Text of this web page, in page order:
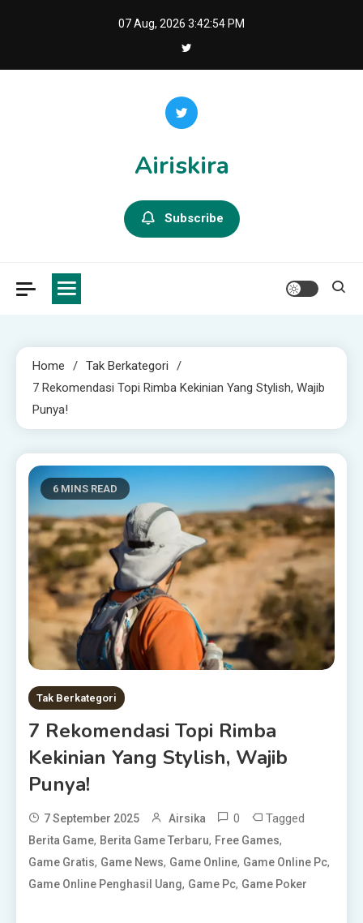
07 Aug, 2026 3:42:56 PM
Airiskira
Subscribe
Home
Tak Berkategori
7 Rekomendasi Topi Rimba Kekinian Yang Stylish, Wajib
Punya!
6 MINS READ
Tak Berkategori
7 Rekomendasi Topi Rimba
Kekinian Yang Stylish, Wajib
Punya!
7 September 2025 Airsika 0 Tagged
Berita Game, Berita Game Terbaru, Free Games,
Game Gratis, Game News, Game Online, Game Online Pc,
Game Online Penghasil Uang, Game Pc, Game Poker